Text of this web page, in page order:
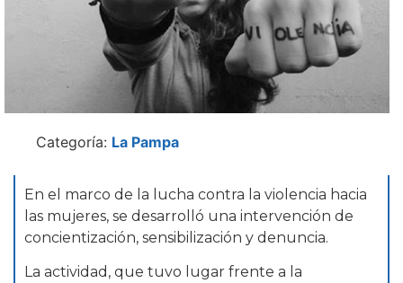
Categoría: La Pampa
En el marco de la lucha contra la violencia hacia
las mujeres, se desarrolló una intervención de
concientización, sensibilización y denuncia.
La actividad, que tuvo lugar frente a la